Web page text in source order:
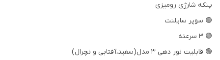
پنکه شارژی رومیزی
🟢 سوپر سایلنت
🟢 ۳ سرعته
🟢 قابلیت نور دهی ۳ مدل(سفید،آفتابی و نچرال)